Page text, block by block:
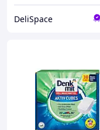
DeliSpace